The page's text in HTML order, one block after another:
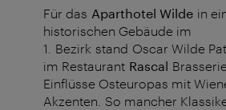
Für das Aparthotel Wilde in
historischen Gebäude im
1. Bezirk stand Oscar Wilde
im Restaurant Rascal
Einflüsse Osteuropas mit
Akzenten. So mancher